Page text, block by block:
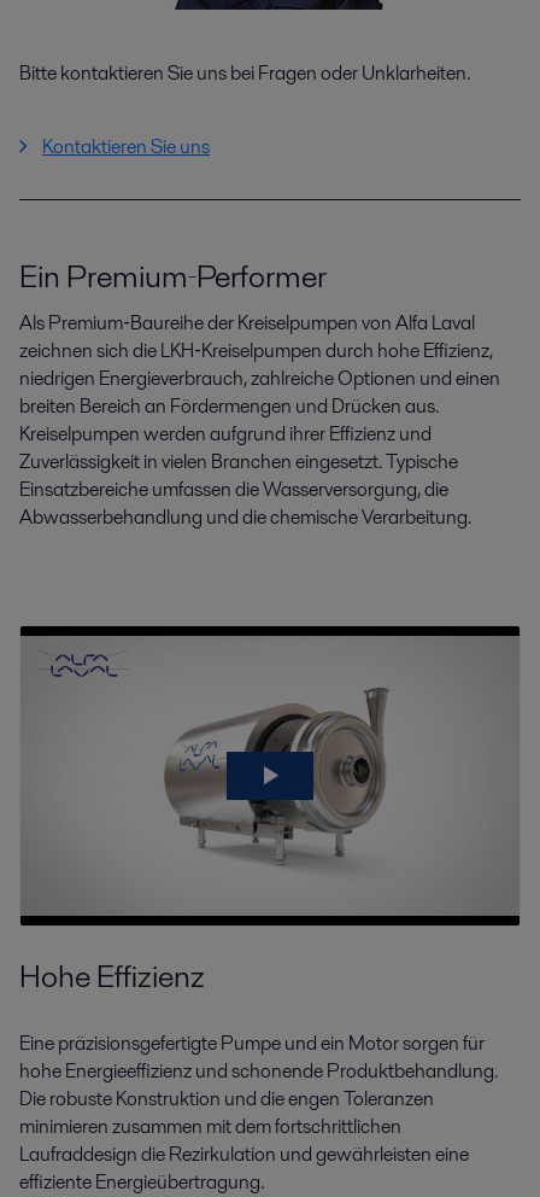
Bitte kontaktieren Sie uns bei Fragen oder Unklarheiten.
Kontaktieren Sie uns
Ein Premium‑Performer
Als Premium‑Baureihe der Kreiselpumpen von Alfa Laval
zeichnen sich die LKH‑Kreiselpumpen durch hohe Effizienz,
niedrigen Energieverbrauch, zahlreiche Optionen und einen
breiten Bereich an Fördermengen und Drücken aus.
Kreiselpumpen werden aufgrund ihrer Effizienz und
Zuverlässigkeit in vielen Branchen eingesetzt. Typische
Einsatzbereiche umfassen die Wasserversorgung, die
Abwasserbehandlung und die chemische Verarbeitung.
Hohe Effizienz
Eine präzisionsgefertigte Pumpe und ein Motor sorgen für
hohe Energieeffizienz und schonende Produktbehandlung.
Die robuste Konstruktion und die engen Toleranzen
minimieren zusammen mit dem fortschrittlichen
Laufraddesign die Rezirkulation und gewährleisten eine
effiziente Energieübertragung.